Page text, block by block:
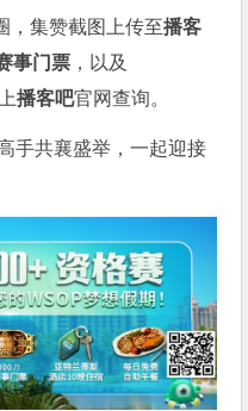
，集赞截图上传至播客
事门票 ，以及
播客吧官网查询。
手共襄盛举，一起迎接